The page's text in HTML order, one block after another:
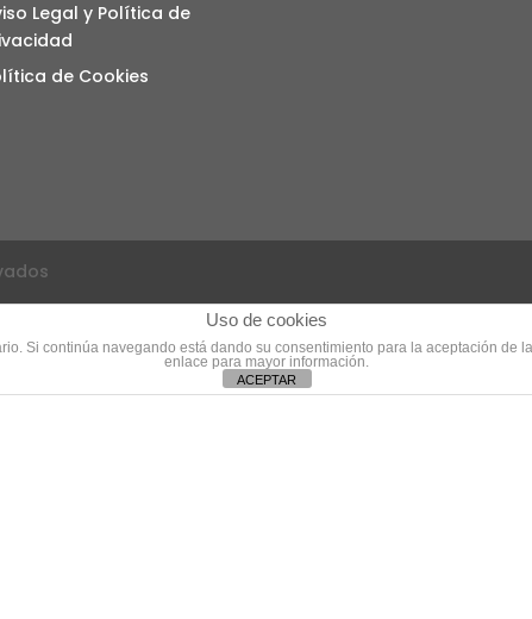
Legal y Política de
de Cookies
Uso de cookies
Si continúa navegando está dando su consentimiento para la aceptación de
enlace para mayor información.
ACEPTAR